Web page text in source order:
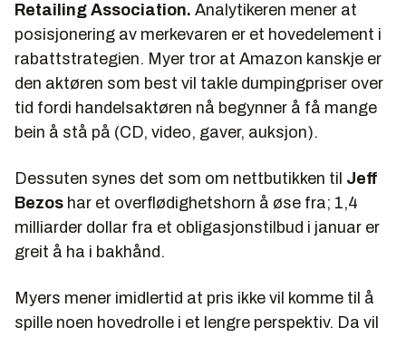
Retailing Association. Analytikeren mener at
posisjonering av merkevaren er et hovedelement i
rabattstrategien. Myer tror at Amazon kanskje er
den aktøren som best vil takle dumpingpriser over
tid fordi handelsaktøren nå begynner å få mange
bein å stå på (CD, video, gaver, auksjon).
Dessuten synes det som om nettbutikken til Jeff
Bezos har et overflødighetshorn å øse fra; 1,4
milliarder dollar fra et obligasjonstilbud i januar er
greit å ha i bakhånd.
Myers mener imidlertid at pris ikke vil komme til å
spille noen hovedrolle i et lengre perspektiv. Da vil